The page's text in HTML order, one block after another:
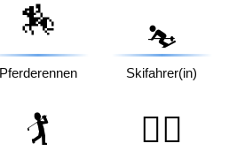
🏇
Pferderennen
⛷️
Skifahrer(in)
🏌️ 🏌️‍♂️